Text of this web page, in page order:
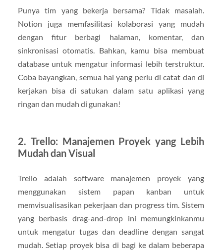
Punya tim yang bekerja bersama? Tidak masalah.
Notion juga memfasilitasi kolaborasi yang mudah
dengan fitur berbagi halaman, komentar, dan
sinkronisasi otomatis. Bahkan, kamu bisa membuat
database untuk mengatur informasi lebih terstruktur.
Coba bayangkan, semua hal yang perlu di catat dan di
kerjakan bisa di satukan dalam satu aplikasi yang
ringan dan mudah di gunakan!
2. Trello: Manajemen Proyek yang Lebih
Mudah dan Visual
Trello adalah software manajemen proyek yang
menggunakan sistem papan kanban untuk
memvisualisasikan pekerjaan dan progress tim. Sistem
yang berbasis drag-and-drop ini memungkinkanmu
untuk mengatur tugas dan deadline dengan sangat
mudah. Setiap proyek bisa di bagi ke dalam beberapa